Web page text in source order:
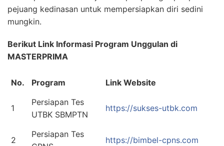
pejuang kedinasan untuk mempersiapkan diri sedini
mungkin.
Berikut Link Informasi Program Unggulan di
MASTERPRIMA
No. Program Link Website
1
Persiapan Tes
UTBK SBMPTN
https://sukses-utbk.com
2
Persiapan Tes
https://bimbel-cpns.com